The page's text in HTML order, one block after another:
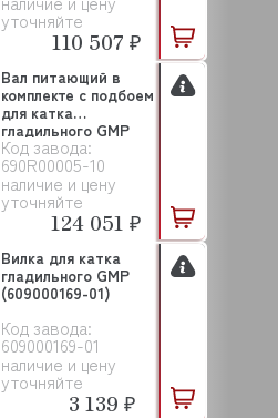
уточняйте
110 507 ₽
Код завода:
690R00005-10
наличие и цену
уточняйте
Вал питающий в
комплекте с подбоем
для катка
гладильного GMP
(690...
124 051 ₽
Код завода:
609000169-01
наличие и цену
уточняйте
Вилка для катка
гладильного GMP
(609000169-01)
3 139 ₽